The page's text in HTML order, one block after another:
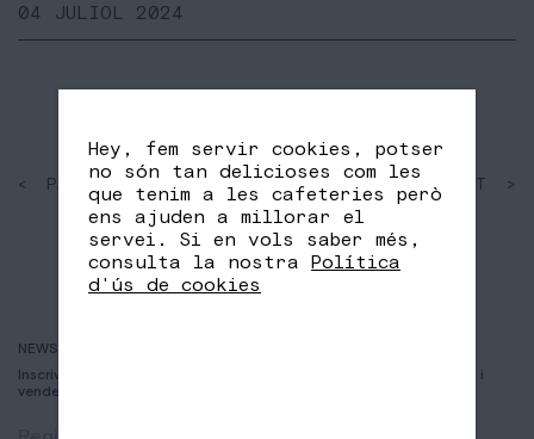
04 JULIOL 2024
< PAST
SHARE
FB
TW
NEXT >
NEWSLETTER
Inscriviu-vos per rebre informació sobre nous cafès, esdeveniments i
vendes
Hey, fem servir cookies, potser
no són tan delicioses com les
que tenim a les cafeteries però
ens ajuden a millorar el
servei. Si en vols saber més,
consulta la nostra Política
d'ús de cookies